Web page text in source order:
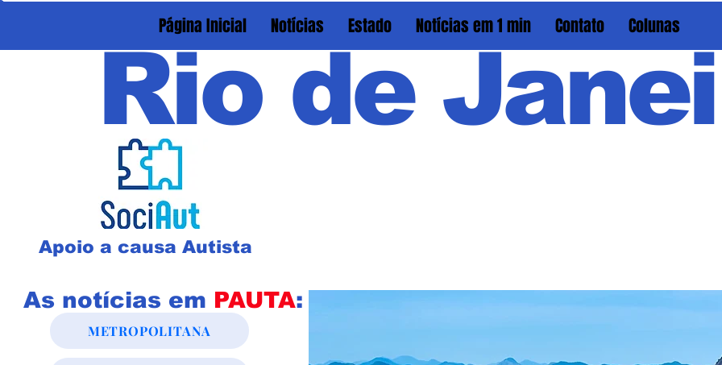
Página Inicial Notícias Estado Notícias em 1 min Contato Colunas
Rio de
Apoio a causa Autista
As notícias em PAUTA:
METROPOLITANA